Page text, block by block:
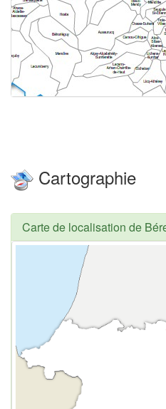
Cartographie
Carte de localisation de